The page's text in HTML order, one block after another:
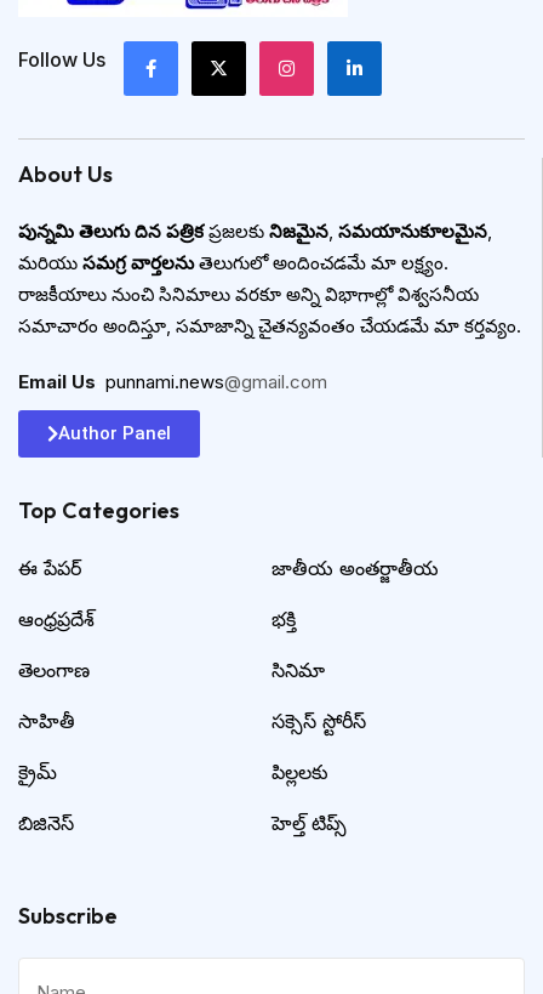
Follow Us
About Us
పున్నమి తెలుగు దిన పత్రికప్రజలకు నిజమైన, సమయానుకూలమైన,
మరియు సమగ్ర వార్తలనుతెలుగులో అందించడమే మా లక్ష్యం.
రాజకీయాలు నుంచి సినిమాలు వరకూ అన్ని విభాగాల్లో విశ్వసనీయ
సమాచారం అందిస్తూ, సమాజాన్ని చైతన్యవంతం చేయడమే మా కర్తవ్యం.
Email Us punnami.news@gmail.com
Author Panel
Top Categories​
ఈ పేపర్
ఆంధ్రప్రదేశ్
తెలంగాణ
సాహితీ
క్రైమ్
బిజినెస్
జాతీయ అంతర్జాతీయ
భక్తి
సినిమా
సక్సెస్ స్టోరీస్
పిల్లలకు
హెల్త్ టిప్స్
Subscribe